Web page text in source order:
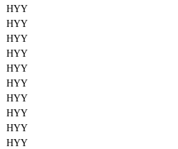
HYY
HYY
HYY
HYY
HYY
HYY
HYY
HYY
HYY
HYY